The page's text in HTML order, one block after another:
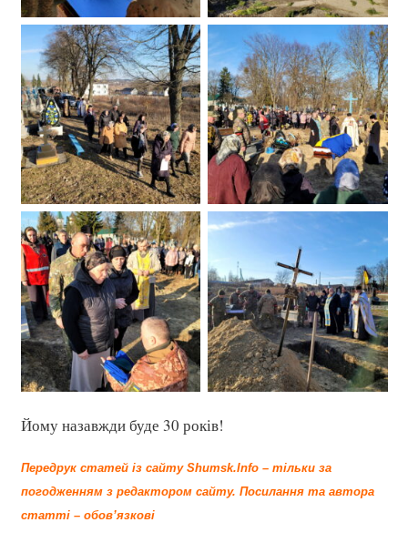
Йому назавжди буде 30 років!
Передрук статей із сайту Shumsk.Info – тільки за
погодженням з редактором сайту. Посилання та автора
статті – обов’язкові